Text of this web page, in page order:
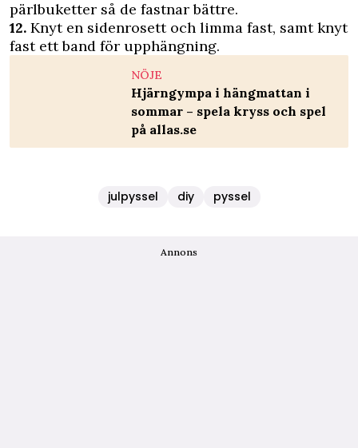
pärlbuketter så de fastnar bättre.
12. Knyt en sidenrosett och limma fast, samt knyt
fast ett band för upphängning.
NÖJE
Hjärngympa i hängmattan i
sommar – spela kryss och spel
på allas.se
julpyssel diy pyssel
Annons